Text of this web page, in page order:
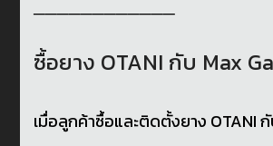
────────────
ซื้อยาง OTANI กับ Max
เมื่อลูกค้าซื้อและติดตั้งยาง OTANI